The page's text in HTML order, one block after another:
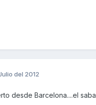
del 2012
desde Barcelona....el